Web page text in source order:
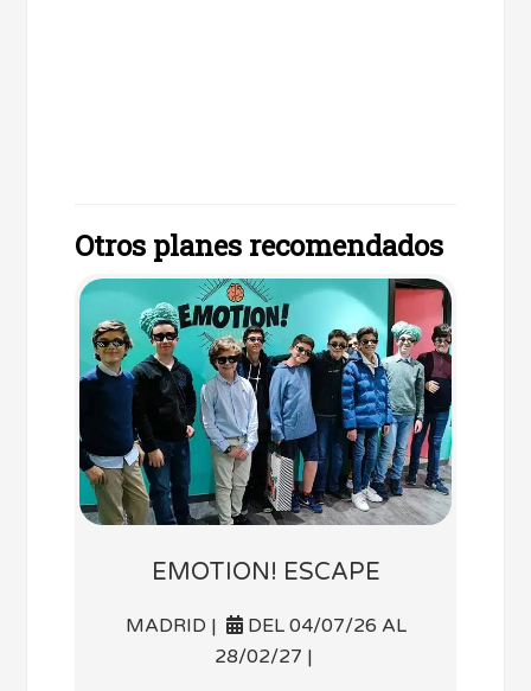
Otros planes recomendados
EMOTION! ESCAPE
MADRID |
DEL 04/07/26 AL
28/02/27 |